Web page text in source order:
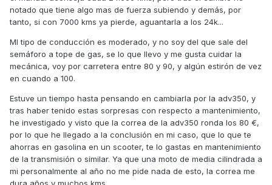
notado que tiene algo mas de fuerza subiendo y demás, por
tanto, si con 7000 kms ya pierde, aguantarla a los 24k...
MI tipo de conducción es moderado, y no soy del que sale del
semáforo a tope de gas, se lo que llevo y me gusta cuidar la
mecánica, voy por carretera entre 80 y 90, y algún estirón de vez
en cuando a 100.
Estuve un tiempo hasta pensando en cambiarla por la adv350, y
tras haber tenido estas sorpresas con respecto a mantenimiento,
he investigado y visto que la correa de la adv350 ronda los 80 €,
por lo que he llegado a la conclusión en mi caso, que lo que te
ahorras en gasolina en un scooter, te lo gastas en mantenimiento
de la transmisión o similar. Ya que una moto de media cilindrada a
mi personalmente al año no me pide nada de esto, la correa me